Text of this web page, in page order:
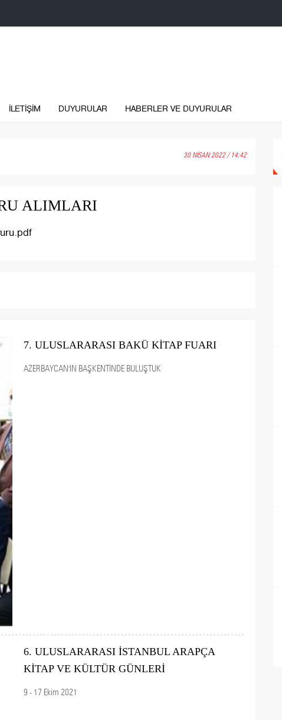
İLETİŞİM DUYURULAR HABERLER VE DUYURULAR
30 NİSAN 2022 / 14:42
ALIMLARI
7. ULUSLARARASI BAKÜ KİTAP FUARI
AZERBAYCAN'IN BAŞKENTİNDE BULUŞTUK
6. ULUSLARARASI İSTANBUL ARAPÇA
KİTAP VE KÜLTÜR GÜNLERİ
9 - 17 Ekim 2021